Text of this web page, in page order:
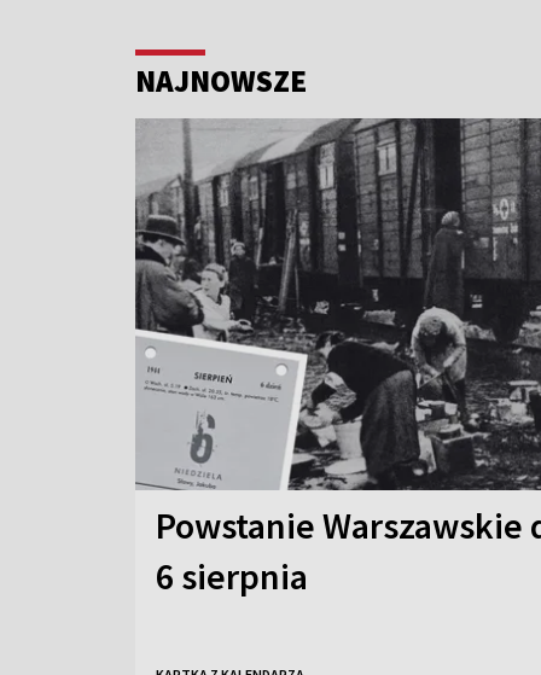
NAJNOWSZE
Powstanie Warszawskie
6 sierpnia